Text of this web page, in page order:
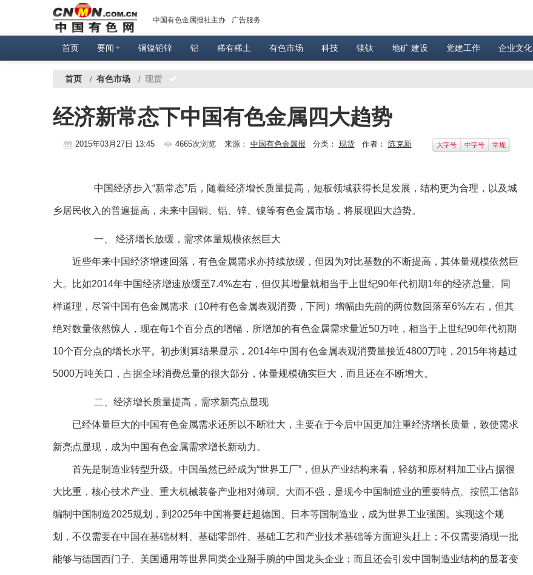
中国有色金属报社主办 广告服务
首页 要闻 铜镍铅锌 铝 稀有稀土 有色市场 科技 镁钛 地矿 建设 党建工作 企业文化
首页 / 有色市场 / 现货
经济新常态下中国有色金属四大趋势
2015年03月27日 13:45 4665次浏览 来源： 中国有色金属报 分类： 现货作者： 陈克新 大字号 中字号 常规
中国经济步入“新常态”后，随着经济增长质量提高，短板领域获得长足发展，结构更为合理，以及城
乡居民收入的普遍提高，未来中国铜、铝、锌、镍等有色金属市场，将展现四大趋势。
一、 经济增长放缓，需求体量规模依然巨大
近些年来中国经济增速回落，有色金属需求亦持续放缓，但因为对比基数的不断提高，其体量规模依然巨
大。比如2014年中国经济增速放缓至7.4%左右，但仅其增量就相当于上世纪90年代初期1年的经济总量。同
样道理，尽管中国有色金属需求（10种有色金属表观消费，下同）增幅由先前的两位数回落至6%左右，但其
绝对数量依然惊人，现在每1个百分点的增幅，所增加的有色金属需求量近50万吨，相当于上世纪90年代初期
10个百分点的增长水平。初步测算结果显示，2014年中国有色金属表观消费量接近4800万吨，2015年将越过
5000万吨关口，占据全球消费总量的很大部分，体量规模确实巨大，而且还在不断增大。
二、经济增长质量提高，需求新亮点显现
已经体量巨大的中国有色金属需求还所以不断壮大，主要在于今后中国更加注重经济增长质量，致使需求
新亮点显现，成为中国有色金属需求增长新动力。
首先是制造业转型升级。中国虽然已经成为“世界工厂”，但从产业结构来看，轻纺和原材料加工业占据很
大比重，核心技术产业、重大机械装备产业相对薄弱。大而不强，是现今中国制造业的重要特点。按照工信部
编制中国制造2025规划，到2025年中国将要赶超德国、日本等国制造业，成为世界工业强国。实现这个规
划，不仅需要在中国在基础材料、基础零部件、基础工艺和产业技术基础等方面迎头赶上；不仅需要涌现一批
能够与德国西门子、美国通用等世界同类企业掰手腕的中国龙头企业；而且还会引发中国制造业结构的显著变